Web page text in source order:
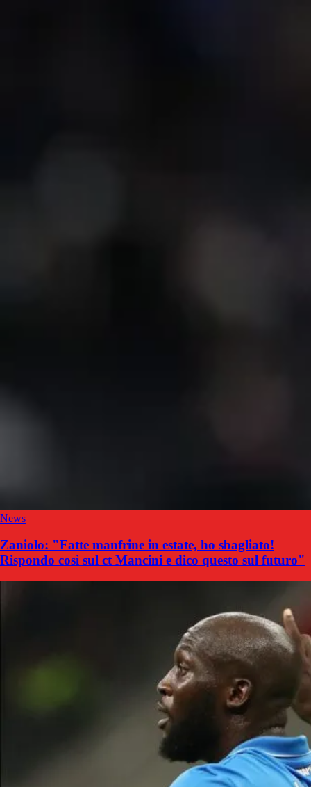
News
Zaniolo: "Fatte manfrine in estate, ho sbagliato!
Rispondo così sul ct Mancini e dico questo sul futuro"